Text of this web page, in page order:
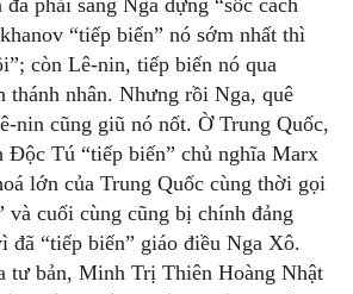
đã phải sang Nga dựng “sốc cách
“tiếp biến” nó sớm nhất thì
còn Lê-nin, tiếp biến nó qua
thánh nhân. Nhưng rồi Nga, quê
nin cũng giũ nó nốt. Ờ Trung Quốc,
Tú “tiếp biến” chủ nghĩa Marx
lớn của Trung Quốc cùng thời gọi
và cuối cùng cũng bị chính đảng
đã “tiếp biến” giáo điều Nga Xô.
tư bản, Minh Trị Thiên Hoàng Nhật